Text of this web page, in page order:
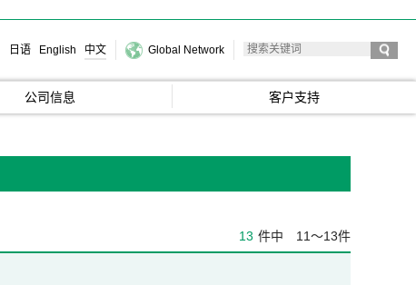
日语 English 中文 Global Network
公司信息 客户支持
13 件中 11～13件